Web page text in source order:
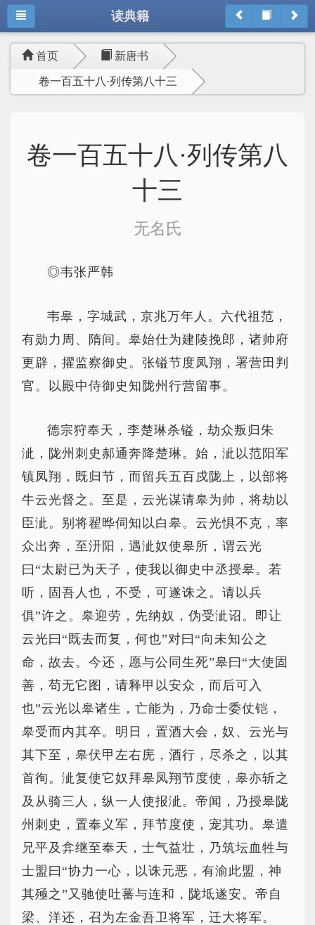
读典籍
首页 新唐书
卷一百五十八·列传第八十三
卷一百五十八·列传第八
十三
无名氏
◎韦张严韩
韦皋，字城武，京兆万年人。六代祖范，
有勋力周、隋间。皋始仕为建陵挽郎，诸帅府
更辟，擢监察御史。张镒节度凤翔，署营田判
官。以殿中侍御史知陇州行营留事。
德宗狩奉天，李楚琳杀镒，劫众叛归朱
泚，陇州刺史郝通奔降楚琳。始，泚以范阳军
镇凤翔，既归节，而留兵五百戍陇上，以部将
牛云光督之。至是，云光谋请皋为帅，将劫以
臣泚。别将翟晔伺知以白皋。云光惧不克，率
众出奔，至汧阳，遇泚奴使皋所，谓云光
曰“太尉已为天子，使我以御史中丞授皋。若
听，固吾人也，不受，可遂诛之。请以兵
俱”许之。皋迎劳，先纳奴，伪受泚诏。即让
云光曰“既去而复，何也”对曰“向未知公之
命，故去。今还，愿与公同生死”皋曰“大使固
善，苟无它图，请释甲以安众，而后可入
也”云光以皋诸生，亡能为，乃命士委仗铠，
皋受而内其卒。明日，置酒大会，奴、云光与
其下至，皋伏甲左右庑，酒行，尽杀之，以其
首徇。泚复使它奴拜皋凤翔节度使，皋亦斩之
及从骑三人，纵一人使报泚。帝闻，乃授皋陇
州刺史，置奉义军，拜节度使，宠其功。皋遣
兄平及弇继至奉天，士气益壮，乃筑坛血牲与
士盟曰“协力一心，以诛元恶，有渝此盟，神
其殛之”又驰使吐蕃与连和，陇坻遂安。帝自
梁、洋还，召为左金吾卫将军，迁大将军。